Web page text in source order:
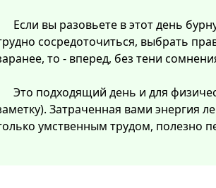
Если вы разовьете в этот день
сосредоточиться, выбрать
то - вперед, без тени
Это подходящий день и для
Затраченная вами энергия
умственным трудом, полезно